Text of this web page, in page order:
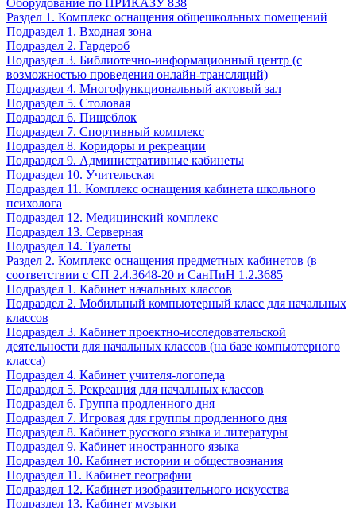
Оборудование по ПРИКАЗУ 838
Раздел 1. Комплекс оснащения общешкольных помещений
Подраздел 1. Входная зона
Подраздел 2. Гардероб
Подраздел 3. Библиотечно-информационный центр (с
возможностью проведения онлайн-трансляций)
Подраздел 4. Многофункциональный актовый зал
Подраздел 5. Столовая
Подраздел 6. Пищеблок
Подраздел 7. Спортивный комплекс
Подраздел 8. Коридоры и рекреации
Подраздел 9. Административные кабинеты
Подраздел 10. Учительская
Подраздел 11. Комплекс оснащения кабинета школьного
психолога
Подраздел 12. Медицинский комплекс
Подраздел 13. Серверная
Подраздел 14. Туалеты
Раздел 2. Комплекс оснащения предметных кабинетов (в
соответствии с СП 2.4.3648-20 и СанПиН 1.2.3685
Подраздел 1. Кабинет начальных классов
Подраздел 2. Мобильный компьютерный класс для начальных
классов
Подраздел 3. Кабинет проектно-исследовательской
деятельности для начальных классов (на базе компьютерного
класса)
Подраздел 4. Кабинет учителя-логопеда
Подраздел 5. Рекреация для начальных классов
Подраздел 6. Группа продленного дня
Подраздел 7. Игровая для группы продленного дня
Подраздел 8. Кабинет русского языка и литературы
Подраздел 9. Кабинет иностранного языка
Подраздел 10. Кабинет истории и обществознания
Подраздел 11. Кабинет географии
Подраздел 12. Кабинет изобразительного искусства
Подраздел 13. Кабинет музыки